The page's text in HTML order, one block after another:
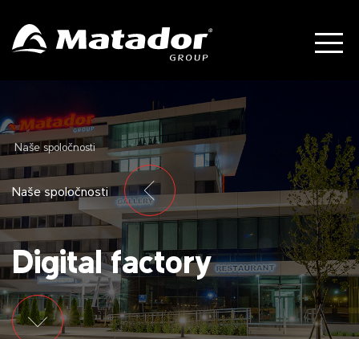
Naše spoločnosti
Digital factory
Naše spoločnosti